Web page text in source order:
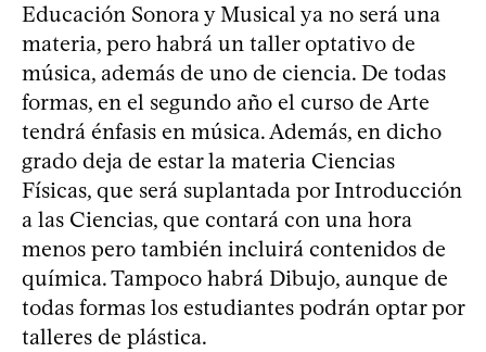
Educación Sonora y Musical ya no será una
materia, pero habrá un taller optativo de
música, además de uno de ciencia. De todas
formas, en el segundo año el curso de Arte
tendrá énfasis en música. Además, en dicho
grado deja de estar la materia Ciencias
Físicas, que será suplantada por Introducción
a las Ciencias, que contará con una hora
menos pero también incluirá contenidos de
química. Tampoco habrá Dibujo, aunque de
todas formas los estudiantes podrán optar por
talleres de plástica.